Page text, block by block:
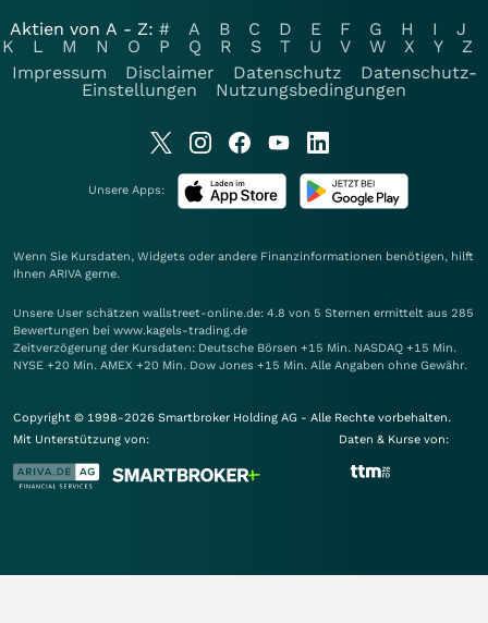
Aktien von A - Z: # A B C D E F G H I
J
K
L M N O P Q R S T U V W X Y
Z
Impressum
Disclaimer Datenschutz
Datenschutz-
Einstellungen
Nutzungsbedingungen
Unsere Apps:
Wenn Sie Kursdaten, Widgets oder andere Finanzinformationen benötigen, hilft
Ihnen ARIVA gerne.
Unsere User schätzen wallstreet-online.de: 4.8 von 5 Sternen ermittelt aus 285
Bewertungen bei www.kagels-trading.de
Zeitverzögerung der Kursdaten: Deutsche Börsen +15 Min. NASDAQ +15 Min.
NYSE +20 Min. AMEX +20 Min. Dow Jones +15 Min. Alle Angaben ohne Gewähr.
Copyright © 1998-2026 Smartbroker Holding AG - Alle Rechte vorbehalten.
Mit Unterstützung von:
Daten & Kurse von: